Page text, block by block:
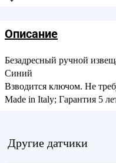
Описание
Безадресный ручной
Синий
Взводится ключом. Не
Made in Italy; Гарантия 5
Другие датчики